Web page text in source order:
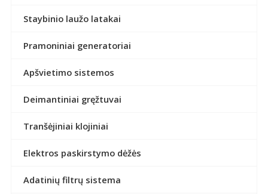
Staybinio laužo latakai
Pramoniniai generatoriai
Apšvietimo sistemos
Deimantiniai gręžtuvai
Tranšėjiniai klojiniai
Elektros paskirstymo dėžės
Adatinių filtrų sistema